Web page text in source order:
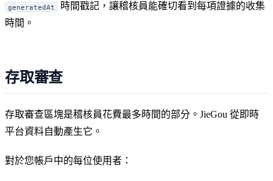
generatedAt
時間戳記，讓稽核員能確切看到每項證據的收集
時間。
存取審查
存取審查區塊是稽核員花費最多時間的部分。JieGou 從即時
平台資料自動產生它。
對於您帳戶中的每位使用者：